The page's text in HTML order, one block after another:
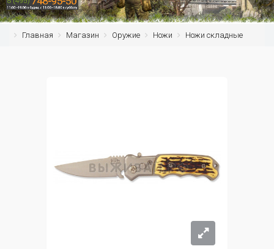
Главная Магазин Оружие Ножи Ножи складные